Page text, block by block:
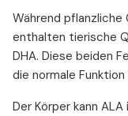
Während pflanzliche
enthalten tierische
DHA. Diese beiden
die normale
Der Körper kann